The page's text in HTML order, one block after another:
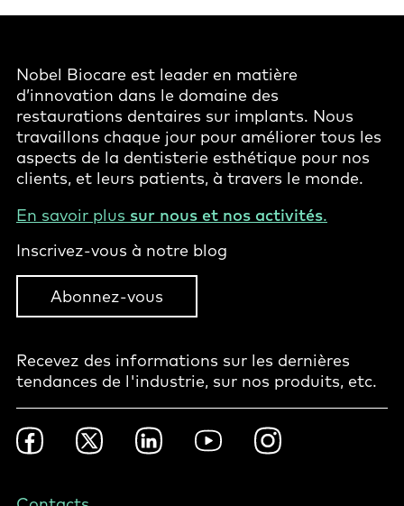
Nobel Biocare est leader en matière
d’innovation dans le domaine des
restaurations dentaires sur implants. Nous
travaillons chaque jour pour améliorer tous les
aspects de la dentisterie esthétique pour nos
clients, et leurs patients, à travers le monde.
En savoir plus sur nous et nos activités.
Inscrivez-vous à notre blog
Abonnez-vous
Recevez des informations sur les dernières
tendances de l'industrie, sur nos produits, etc.
Footer
Social
Canada
FacebookTwitter LinkedInYouTubeInstagram